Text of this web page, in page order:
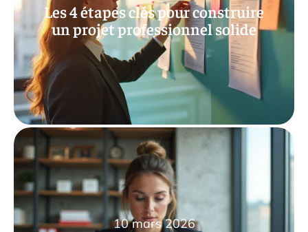
Les 4 étapes clés pour construire
un projet professionnel solide
10 mars 2026